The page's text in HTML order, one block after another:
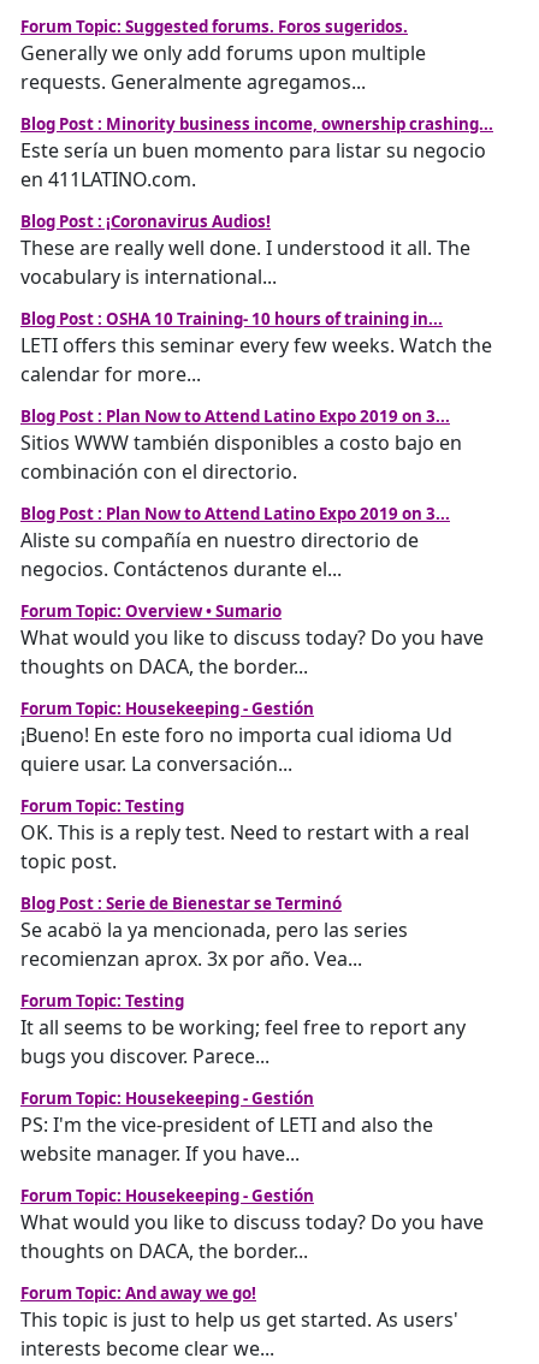
Forum Topic: Suggested forums. Foros sugeridos.
Generally we only add forums upon multiple
requests. Generalmente agregamos...
Blog Post : Minority business income, ownership crashing...
Este sería un buen momento para listar su negocio
en 411LATINO.com.
Blog Post : ¡Coronavirus Audios!
These are really well done. I understood it all. The
vocabulary is international...
Blog Post : OSHA 10 Training- 10 hours of training in...
LETI offers this seminar every few weeks. Watch the
calendar for more...
Blog Post : Plan Now to Attend Latino Expo 2019 on 3...
Sitios WWW también disponibles a costo bajo en
combinación con el directorio.
Blog Post : Plan Now to Attend Latino Expo 2019 on 3...
Aliste su compañía en nuestro directorio de
negocios. Contáctenos durante el...
Forum Topic: Overview • Sumario
What would you like to discuss today? Do you have
thoughts on DACA, the border...
Forum Topic: Housekeeping - Gestión
¡Bueno! En este foro no importa cual idioma Ud
quiere usar. La conversación...
Forum Topic: Testing
OK. This is a reply test. Need to restart with a real
topic post.
Blog Post : Serie de Bienestar se Terminó
Se acabö la ya mencionada, pero las series
recomienzan aprox. 3x por año. Vea...
Forum Topic: Testing
It all seems to be working; feel free to report any
bugs you discover. Parece...
Forum Topic: Housekeeping - Gestión
PS: I'm the vice-president of LETI and also the
website manager. If you have...
Forum Topic: Housekeeping - Gestión
What would you like to discuss today? Do you have
thoughts on DACA, the border...
Forum Topic: And away we go!
This topic is just to help us get started. As users'
interests become clear we...